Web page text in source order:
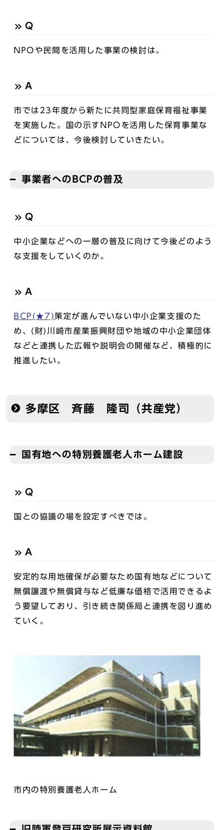
Q
NPOや民間を活用した事業の検討は。
A
市では23年度から新たに共同型家庭保育福祉事業
を実施した。国の示すNPOを活用した保育事業な
どについては、今後検討していきたい。
事業者へのBCPの普及
Q
中小企業などへの一層の普及に向けて今後どのよう
な支援をしていくのか。
A
BCP(★7)策定が進んでいない中小企業支援のた
め、(財)川崎市産業振興財団や地域の中小企業団体
などと連携した広報や説明会の開催など、積極的に
推進したい。
多摩区 斉藤 隆司（共産党）
国有地への特別養護老人ホーム建設
Q
国との協議の場を設定すべきでは。
A
安定的な用地確保が必要なため国有地などについて
無償譲渡や無償貸与など低廉な価格で活用できるよ
う要望しており、引き続き関係局と連携を図り進め
ていく。
市内の特別養護老人ホーム